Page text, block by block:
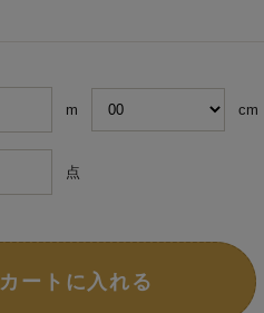
m cm
点
カートに入れる